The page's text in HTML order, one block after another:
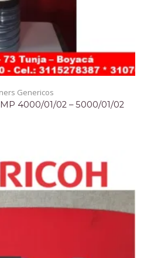
Genericos
4000/01/02 – 5000/01/02